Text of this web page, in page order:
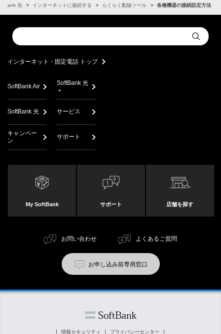
光 インターネットに接続する らくらく配線ツール 各種機器の接続設定方法
Conduct
a
Submit
インターネット・固定電話 トップ
SoftBank Air
SoftBank 光
＋
SoftBank 光 サービス
キャンペー
ン
サポート
My SoftBank サポート 店舗を探す
お問い合わせ よくあるご質問
お申し込み前専用窓口
情報セキュリティ プライバシーセンター